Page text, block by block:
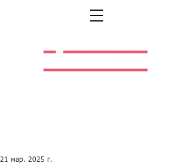
21 мар. 2025 г.